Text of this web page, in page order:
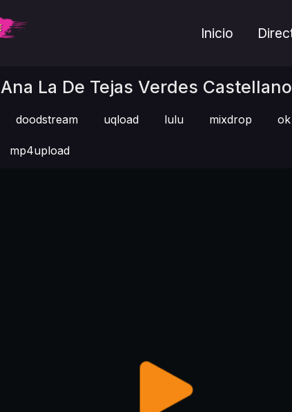
Inicio
Ana La De Tejas Verdes
doodstream uqload lulu mixdrop ok
mp4upload